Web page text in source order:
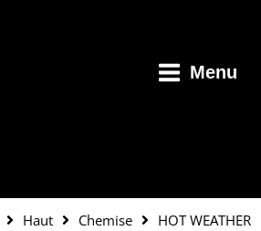
Menu
Haut Chemise
HOT WEATHER